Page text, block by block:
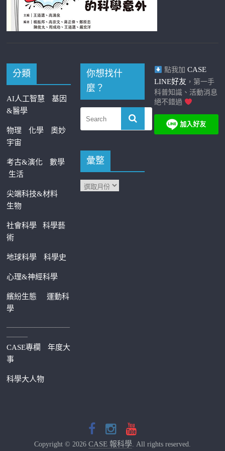
分類
AI人工智慧
基因
&醫學
物理 化學
奧妙
宇宙
考古&演化
數學
生活
尖端科技&材料
生物
社會科學科學藝
術
地球科學 科學史
心理&神經科學
繽紛生態運動科
學
—————————
———
CASE專欄
年度大
事
科學大人物
你想找什
麼？
彙整
點我加 CASE
LINE好友 ，第一手
科普知識、活動消息
絕不錯過
Copyright © 2026 CASE 報科學. All rights reserved.